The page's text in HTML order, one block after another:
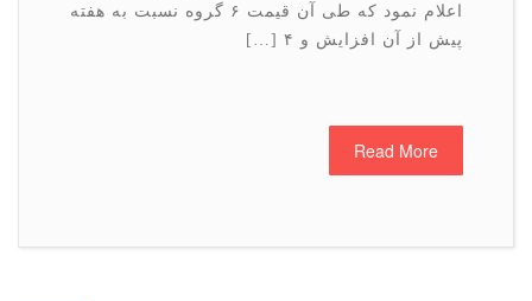
اعلام نمود كه طی آن قیمت ۶ گروه نسبت به هفته
پیش از آن افزایش و ۴ […]
Read More